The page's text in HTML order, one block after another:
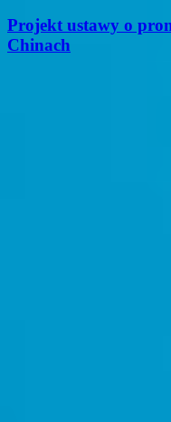
Projekt ustawy o
Chinach